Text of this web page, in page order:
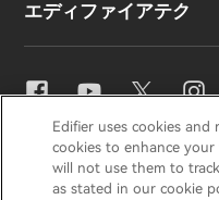
お問い合わせ
販売代理店になる
エディファイアテク
イコライザー設定
Snapdragon Sound™
EDIFIERAIRPULSE
Edifier uses cookies and
cookies to enhance
will not use them to
as stated in our cookie